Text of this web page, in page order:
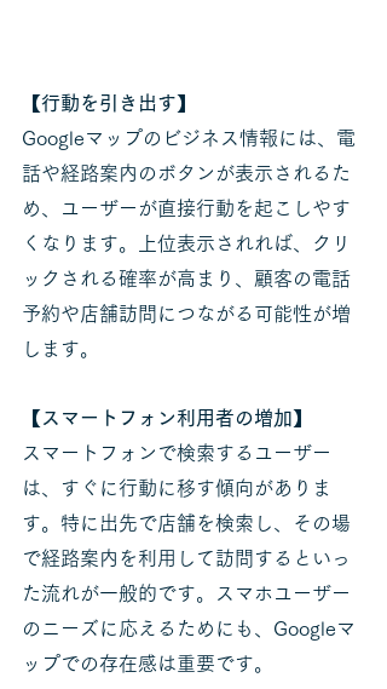
【行動を引き出す】
Googleマップのビジネス情報には、電
話や経路案内のボタンが表示されるた
め、ユーザーが直接行動を起こしやす
くなります。上位表示されれば、クリ
ックされる確率が高まり、顧客の電話
予約や店舗訪問につながる可能性が増
します。
【スマートフォン利用者の増加】
スマートフォンで検索するユーザー
は、すぐに行動に移す傾向がありま
す。特に出先で店舗を検索し、その場
で経路案内を利用して訪問するといっ
た流れが一般的です。スマホユーザー
のニーズに応えるためにも、Googleマ
ップでの存在感は重要です。